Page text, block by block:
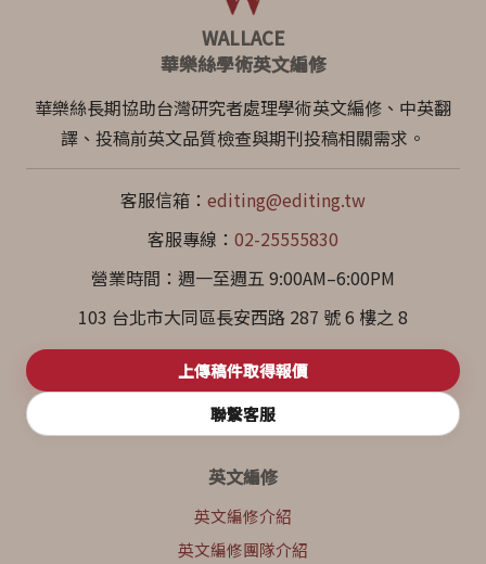
WALLACE
華樂絲學術英文編修
華樂絲長期協助台灣研究者處理學術英文編修、中英翻
譯、投稿前英文品質檢查與期刊投稿相關需求。
客服信箱： editing@editing.tw
客服專線： 02-25555830
營業時間：週一至週五 9:00AM–6:00PM
103 台北市大同區長安西路 287 號 6 樓之 8
上傳稿件取得報價
聯繫客服
英文編修
英文編修介紹
英文編修團隊介紹